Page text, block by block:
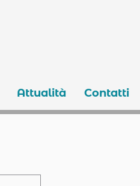
Attualità Contatti